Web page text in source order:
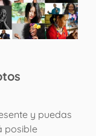
y puedas
posible